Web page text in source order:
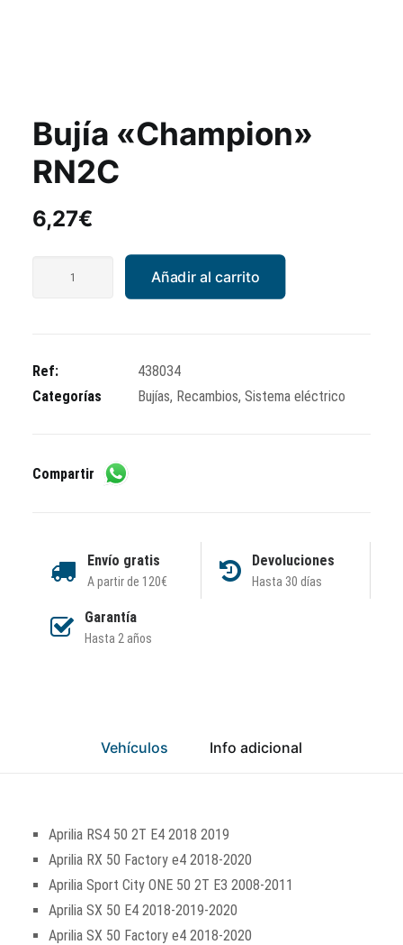
Bujía «Champion»
RN2C
6,27€
Añadir al carrito
Ref:
438034
Categorías
Bujías, Recambios, Sistema eléctrico
Compartir
Envío gratis
A partir de 120€
Devoluciones
Hasta 30 días
Garantía
Hasta 2 años
Vehículos Info adicional
Aprilia RS4 50 2T E4 2018 2019
Aprilia RX 50 Factory e4 2018-2020
Aprilia Sport City ONE 50 2T E3 2008-2011
Aprilia SX 50 E4 2018-2019-2020
Aprilia SX 50 Factory e4 2018-2020